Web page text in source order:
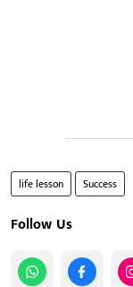
life lesson Success
Follow Us